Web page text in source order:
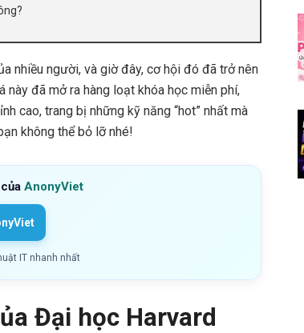
nhiều người, và giờ đây, cơ hội đó đã trở nên
đã mở ra hàng loạt khóa học miễn phí,
cao, trang bị những kỹ năng “hot” nhất mà
không thể bỏ lỡ nhé!
của AnonyViet
IT nhanh nhất
Đại học Harvard